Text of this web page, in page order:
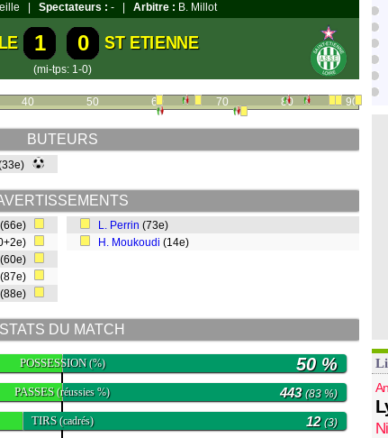
| Spectateurs : - | Arbitre : B. Millot
1 0 ST ETIENNE
(mi-tps: 1-0)
40 50 60 70 80 90
BUTEURS
(66e)
(60e)
(87e)
(88e)
L. Perrin (73e)
H. Moukoudi (14e)
STATS DU MATCH
POSSESSION(%) 50 %
PASSES(réussies %) 443(83 %)
TIRS(cadrés) 12(3)